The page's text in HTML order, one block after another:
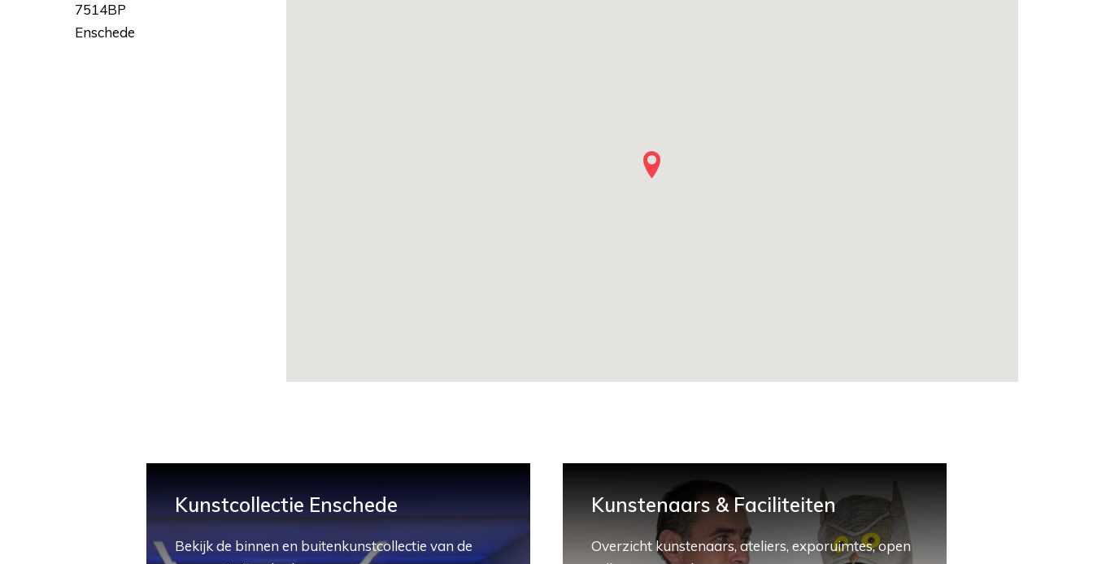
7514BP
Enschede
Kunstcollectie Enschede
Bekijk de binnen en buitenkunstcollectie van de
Kunstenaars & Faciliteiten
Overzicht kunstenaars, ateliers, exporuimtes, open